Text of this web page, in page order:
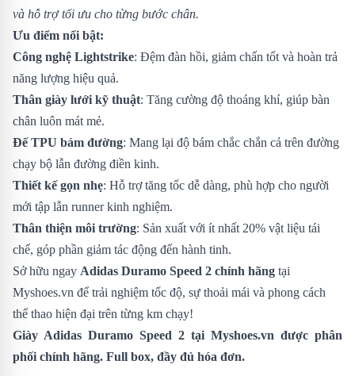
và hỗ trợ tối ưu cho từng bước chân.
Ưu điểm nổi bật:
Công nghệ Lightstrike: Đệm đàn hồi, giảm chấn tốt và hoàn trả
năng lượng hiệu quả.
Thân giày lưới kỹ thuật: Tăng cường độ thoáng khí, giúp bàn
chân luôn mát mẻ.
Đế TPU bám đường: Mang lại độ bám chắc chắn cả trên đường
chạy bộ lẫn đường điền kinh.
Thiết kế gọn nhẹ: Hỗ trợ tăng tốc dễ dàng, phù hợp cho người
mới tập lẫn runner kinh nghiệm.
Thân thiện môi trường: Sản xuất với ít nhất 20% vật liệu tái
chế, góp phần giảm tác động đến hành tinh.
Sở hữu ngay Adidas Duramo Speed 2 chính hãng tại
Myshoes.vn để trải nghiệm tốc độ, sự thoải mái và phong cách
thể thao hiện đại trên từng km chạy!
Giày Adidas Duramo Speed 2 tại Myshoes.vn được phân
phối chính hãng. Full box, đầy đủ hóa đơn.